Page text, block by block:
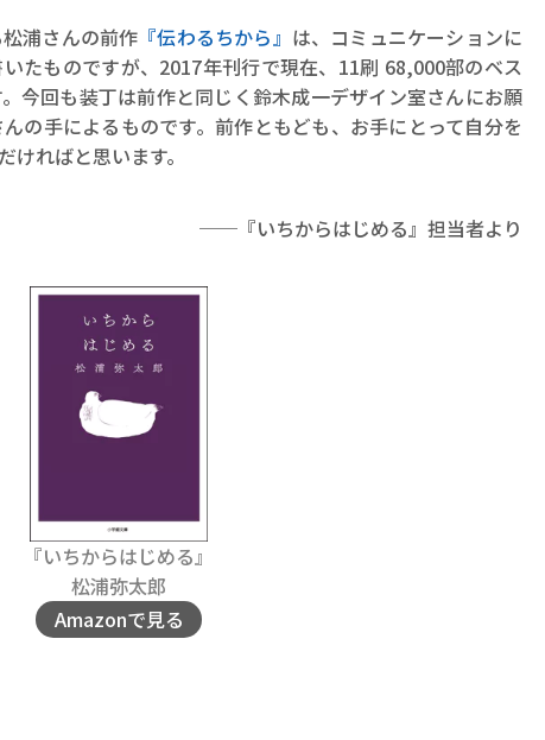
浦さんの前作 『伝わるちから』 は、コミュニケーションに
たものですが、2017年刊行で現在、11刷 68,000部のベス
今回も装丁は前作と同じく鈴木成一デザイン室さんにお願
の手によるものです。前作ともども、お手にとって自分を
ればと思います。
──『いちからはじめる』担当者より
『いちからはじめる 』
松浦弥太郎
Amazonで見る